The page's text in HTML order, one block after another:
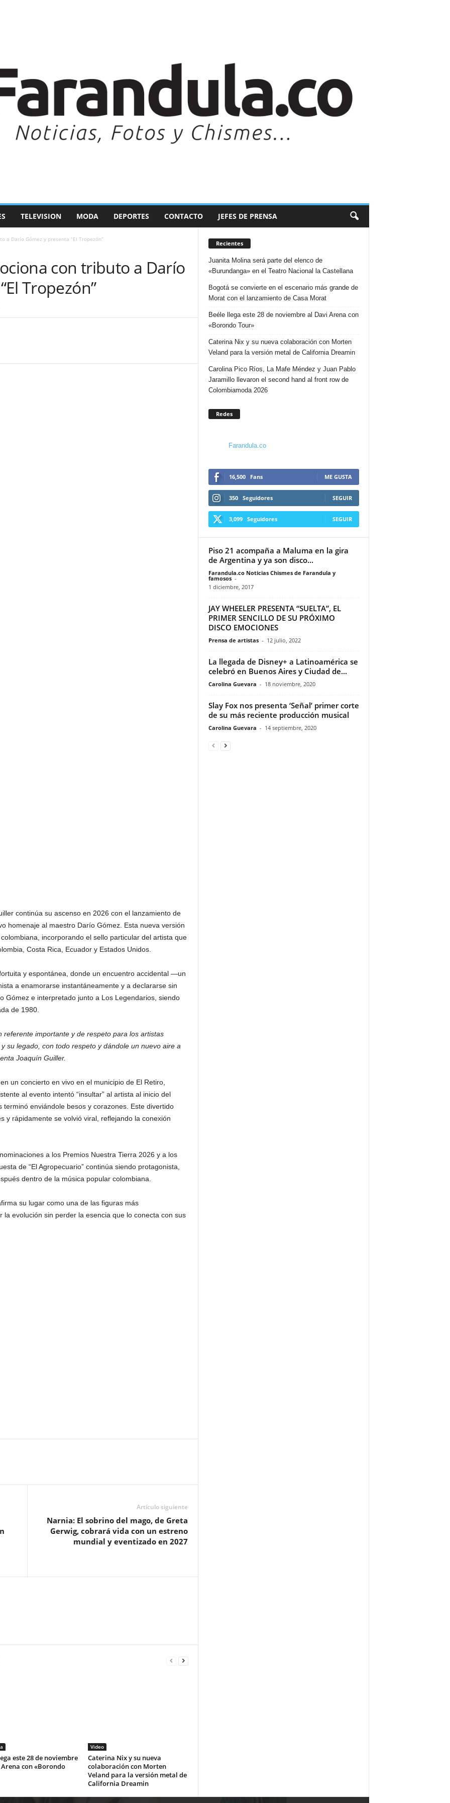
TELEVISION MODA DEPORTES CONTACTO JEFES DE PRENSA
a Darío Gómez y presenta “El Tropezón”
con tributo a Darío
Tropezón”
continúa su ascenso en 2026 con el lanzamiento de
homenaje al maestro Darío Gómez. Esta nueva versión
incorporando el sello particular del artista que
Costa Rica, Ecuador y Estados Unidos.
y espontánea, donde un encuentro accidental —un
a enamorarse instantáneamente y a declararse sin
Gómez e interpretado junto a Los Legendarios, siendo
de 1980.
referente importante y de respeto para los artistas
su legado, con todo respeto y dándole un nuevo aire a
Joaquín Guiller.
un concierto en vivo en el municipio de El Retiro,
al evento intentó “insultar” al artista al inicio del
enviándole besos y corazones. Este divertido
y rápidamente se volvió viral, reflejando la conexión
a los Premios Nuestra Tierra 2026 y a los
de “El Agropecuario” continúa siendo protagonista,
dentro de la música popular colombiana.
su lugar como una de las figuras más
evolución sin perder la esencia que lo conecta con sus
Artículo siguiente
Narnia: El sobrino del mago, de Greta
Gerwig, cobrará vida con un estreno
mundial y eventizado en 2027
este 28 de noviembre
con «Borondo
Video
Caterina Nix y su nueva
colaboración con Morten
Veland para la versión metal de
California Dreamin
Recientes
Juanita Molina será parte del elenco de
«Burundanga» en el Teatro Nacional la Castellana
Bogotá se convierte en el escenario más grande de
Morat con el lanzamiento de Casa Morat
Beéle llega este 28 de noviembre al Davi Arena con
«Borondo Tour»
Caterina Nix y su nueva colaboración con Morten
Veland para la versión metal de California Dreamin
Carolina Pico Ríos, La Mafe Méndez y Juan Pablo
Jaramillo llevaron el second hand al front row de
Colombiamoda 2026
Redes
Farandula.co
16,500 Fans ME GUSTA
350 Seguidores SEGUIR
3,099 Seguidores SEGUIR
Piso 21 acompaña a Maluma en la gira
de Argentina y ya son disco...
Farandula.co Noticias Chismes de Farandula y
famosos -
1 diciembre, 2017
JAY WHEELER PRESENTA “SUELTA”, EL
PRIMER SENCILLO DE SU PRÓXIMO
DISCO EMOCIONES
Prensa de artistas - 12 julio, 2022
La llegada de Disney+ a Latinoamérica se
celebró en Buenos Aires y Ciudad de...
Carolina Guevara - 18 noviembre, 2020
Slay Fox nos presenta ‘Señal’ primer corte
de su más reciente producción musical
Carolina Guevara - 14 septiembre, 2020